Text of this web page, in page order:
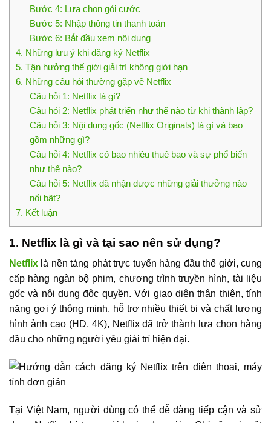
Bước 4: Lựa chọn gói cước
Bước 5: Nhập thông tin thanh toán
Bước 6: Bắt đầu xem nội dung
4. Những lưu ý khi đăng ký Netflix
5. Tận hưởng thế giới giải trí không giới hạn
6. Những câu hỏi thường gặp về Netflix
Câu hỏi 1: Netflix là gì?
Câu hỏi 2: Netflix phát triển như thế nào từ khi thành lập?
Câu hỏi 3: Nội dung gốc (Netflix Originals) là gì và bao
gồm những gì?
Câu hỏi 4: Netflix có bao nhiêu thuê bao và sự phổ biến
như thế nào?
Câu hỏi 5: Netflix đã nhận được những giải thưởng nào
nổi bật?
7. Kết luận
1. Netflix là gì và tại sao nên sử dụng?
Netflix là nền tảng phát trực tuyến hàng đầu thế giới, cung
cấp hàng ngàn bộ phim, chương trình truyền hình, tài liệu
gốc và nội dung độc quyền. Với giao diện thân thiện, tính
năng gợi ý thông minh, hỗ trợ nhiều thiết bị và chất lượng
hình ảnh cao (HD, 4K), Netflix đã trở thành lựa chọn hàng
đầu cho những người yêu giải trí hiện đại.
Tại Việt Nam, người dùng có thể dễ dàng tiếp cận và sử